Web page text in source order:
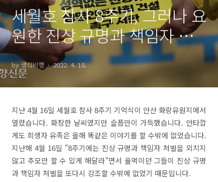
세월호 참사 8주기, 그러나 요
원한 진상 규명과 책임자 처
벌
by 생각비행 2022. 4. 18.
지난 4월 16일 세월호 참사 8주기 기억식이 안산 화랑유원지에서
열렸습니다. 화창한 날씨였지만 슬픔만이 가득했습니다. 안타깝
게도 희생자 유족은 올해 똑같은 이야기를 할 수밖에 없었습니다.
지난해 4월 16일 "8주기에는 진상 규명과 책임자 처벌을 외치지
않고 추모만 할 수 있게 해달라"면서 울먹이던 그들이 진상 규명
과 책임자 처벌을 또다시 강조할 수밖에 없었기 때문입니다.